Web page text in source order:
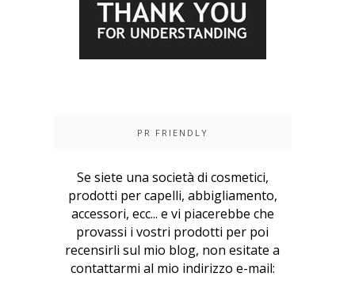
PR FRIENDLY
Se siete una società di cosmetici,
prodotti per capelli, abbigliamento,
accessori, ecc... e vi piacerebbe che
provassi i vostri prodotti per poi
recensirli sul mio blog, non esitate a
contattarmi al mio indirizzo e-mail: